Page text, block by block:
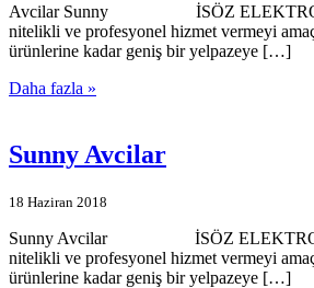
Avcilar Sunny İSÖZ ELEKTRONİK
nitelikli ve profesyonel hizmet vermeyi
ürünlerine kadar geniş bir yelpazeye […]
Daha fazla »
Sunny Avcilar
18 Haziran 2018
Sunny Avcilar İSÖZ ELEKTRONİK
nitelikli ve profesyonel hizmet vermeyi
ürünlerine kadar geniş bir yelpazeye […]